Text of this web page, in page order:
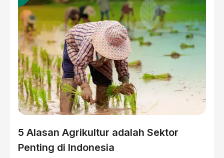
5 Alasan Agrikultur adalah Sektor
Penting di Indonesia